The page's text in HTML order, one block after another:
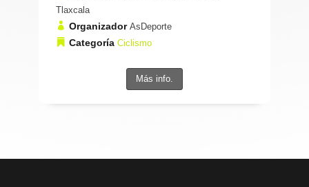
Tlaxcala
Organizador AsDeporte
Categoría Ciclismo
Más info.